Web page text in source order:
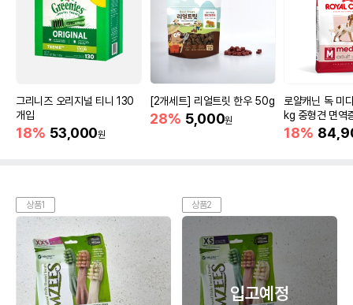
그리니즈 오리지널 티니 130
개입
18% 53,000원
[2개세트] 리얼트릿 한우 50g
28% 5,000원
로얄캐닌 독 미
kg 중형견 면역
18%
상품1 상품2
입고예정